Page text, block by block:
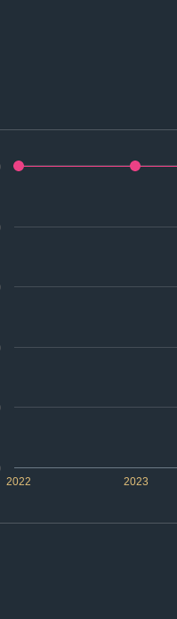
2022 2023